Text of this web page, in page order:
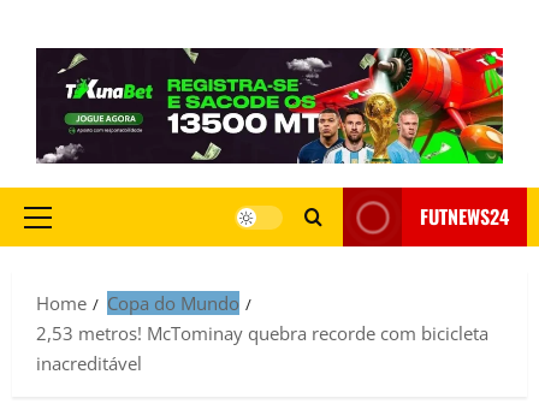
FUTNEWS24
Home
Copa do Mundo
2,53 metros! McTominay quebra recorde com bicicleta
inacreditável